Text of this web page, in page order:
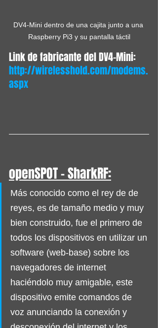
DV4-Mini dentro de una cajita junto a una
Raspberry Pi3 y su pantalla táctil
Link de fabricante del DV4-Mini:
http://wirelesshold.com/modems.
aspx
openSPOT - SharkRF:
Más conocido como el rey de de
reyes, es de tamaño medio y muy
bien construido, fue el primero de
todos los dispositivos en utilizar un
software (web-base) sobre los
navegadores de internet
haciéndolo muy amigable, este
dispositivo emite comandos de
voz anunciando la conexión y